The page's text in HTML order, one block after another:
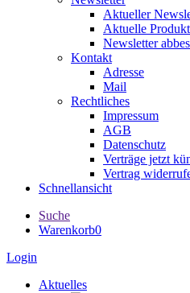
Aktueller
Aktuelle
Newsletter
Kontakt
Adresse
Mail
Rechtliches
Impressum
AGB
Datenschutz
Verträge jetzt
Vertrag
Schnellansicht
Suche
Warenkorb0
Login
Aktuelles